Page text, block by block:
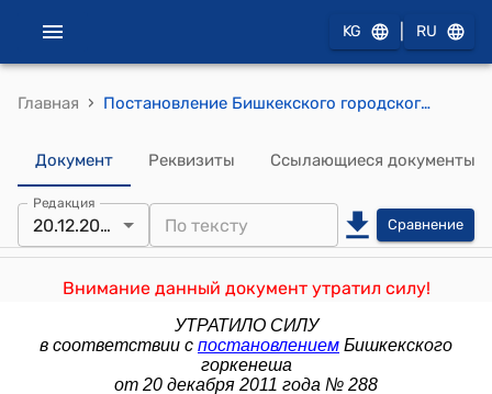
KG RU
Главная › Постановление Бишкекского городского кенеша от 9 июля 2003 года № 189 "О порядке предоставления земельных участков в срочное (временное) пользование на условиях аренды в городе Бишкек."
Документ Реквизиты Ссылающиеся документы
Редакция
20.12.2011 Сравнение
Внимание данный документ утратил силу!